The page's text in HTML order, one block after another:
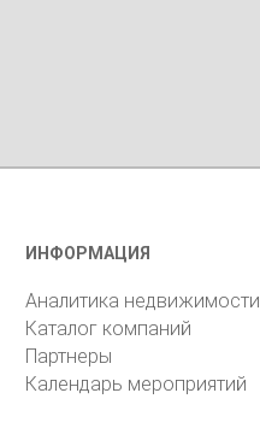
ИНФОРМАЦИЯ
Аналитика недвижимости
Каталог компаний
Партнеры
Календарь мероприятий